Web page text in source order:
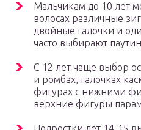
Мальчикам до 10 лет
волосах различные
двойные галочки и
часто выбирают
С 12 лет чаще выбор
и ромбах, галочках
фигурах с нижними
верхние фигуры